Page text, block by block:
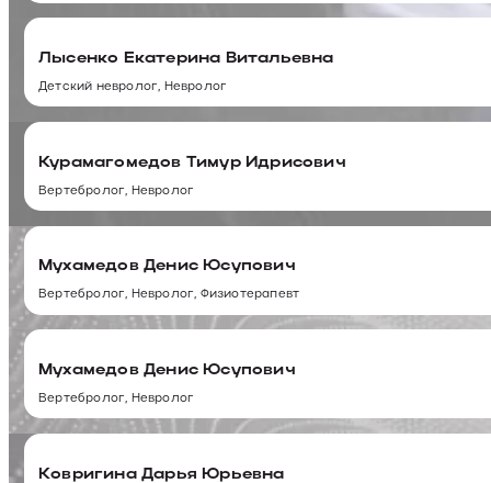
Лысенко Екатерина Витальевна
Детский невролог, Невролог
Курамагомедов Тимур Идрисович
Вертебролог, Невролог
Мухамедов Денис Юсупович
Вертебролог, Невролог, Физиотерапевт
Мухамедов Денис Юсупович
Вертебролог, Невролог
Ковригина Дарья Юрьевна